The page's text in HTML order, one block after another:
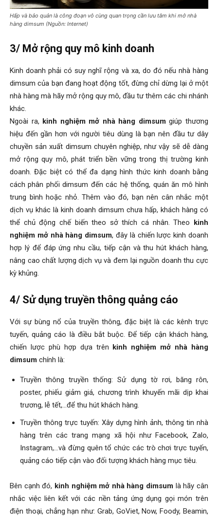
Hấp và bảo quản là công đoạn vô cùng quan trọng cần lưu tâm khi mở nhà
hàng dimsum (Nguồn: Internet)
3/ Mở rộng quy mô kinh doanh
Kinh doanh phải có suy nghĩ rộng và xa, do đó nếu nhà hàng
dimsum của bạn đang hoạt động tốt, đừng chỉ dừng lại ở một
nhà hàng mà hãy mở rộng quy mô, đầu tư thêm các chi nhánh
khác.
Ngoài ra, kinh nghiệm mở nhà hàng dimsumgiúp thương
hiệu đến gần hơn với người tiêu dùng là bạn nên đầu tư dây
chuyền sản xuất dimsum chuyên nghiệp, như vậy sẽ dễ dàng
mở rộng quy mô, phát triển bền vững trong thị trường kinh
doanh. Đặc biệt có thể đa dạng hình thức kinh doanh bằng
cách phân phối dimsum đến các hệ thống, quán ăn mô hình
trung bình hoặc nhỏ. Thêm vào đó, bạn nên cân nhắc một
dịch vụ khác là kinh doanh dimsum chưa hấp, khách hàng có
thể chủ động chế biến theo sở thích cá nhân. Theo kinh
nghiệm mở nhà hàng dimsum, đây là chiến lược kinh doanh
hợp lý để đáp ứng nhu cầu, tiếp cận và thu hút khách hàng,
nâng cao chất lượng dịch vụ và đem lại nguồn doanh thu cực
kỳ khủng.
4/ Sử dụng truyền thông quảng cáo
Với sự bùng nổ của truyền thông, đặc biệt là các kênh trực
tuyến, quảng cáo là điều bắt buộc. Để tiếp cận khách hàng,
chiến lược phù hợp dựa trên kinh nghiệm mở nhà hàng
dimsum chính là:
Truyền thông truyền thống: Sử dụng tờ rơi, băng rôn,
poster, phiếu giảm giá, chương trình khuyến mãi dịp khai
trương, lễ tết,…để thu hút khách hàng.
Truyền thông trực tuyến: Xây dựng hình ảnh, thông tin nhà
hàng trên các trang mạng xã hội như Facebook, Zalo,
Instagram,…và đừng quên tổ chức các trò chơi trực tuyến,
quảng cáo tiếp cận vào đối tượng khách hàng mục tiêu.
Bên cạnh đó, kinh nghiệm mở nhà hàng dimsum là hãy cân
nhắc việc liên kết với các nền tảng ứng dụng gọi món trên
điện thoại, chẳng hạn như: Grab, GoViet, Now, Foody, Beamin,